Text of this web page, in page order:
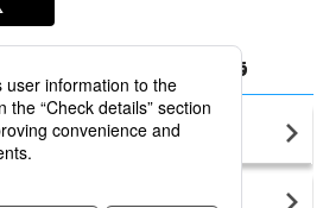
قارن أقل أسعار كندا